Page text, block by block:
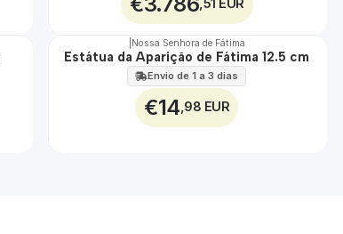
,51 EUR
Nossa Senhora de Fátima
Estátua da Aparição de Fátima 12.5 cm
Envio de 1 a 3 dias
€14 ,98 EUR